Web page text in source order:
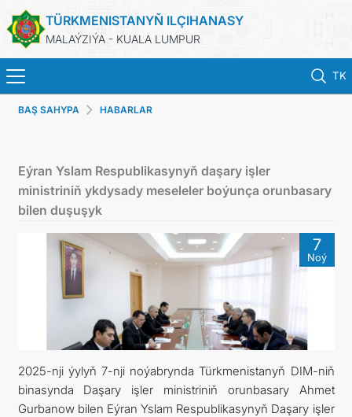
TÜRKMENISTANYŇ ILÇIHANASY
MALAÝZIÝA - KUALA LUMPUR
TK
BAŞ SAHYPA
TÜRKMENISTAN
KONSULLYK HYZMATLARY
INVEST TO TURKMENISTAN!
ARAGATNAŞYK
BAŞ SAHYPA HABARLAR
Eýran Yslam Respublikasynyň daşary işler
ministriniň ykdysady meseleler boýunça orunbasary
bilen duşuşyk
7
Noý
2025-nji ýylyň 7-nji noýabrynda Türkmenistanyň DIM-niň
binasynda Daşary işler ministriniň orunbasary Ahmet
Gurbanow bilen Eýran Yslam Respublikasynyň Daşary işler